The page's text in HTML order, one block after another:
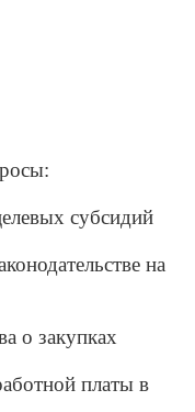
субсидий
на
о закупках
платы в